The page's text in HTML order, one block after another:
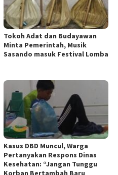
Tokoh Adat dan Budayawan
Minta Pemerintah, Musik
Sasando masuk Festival Lomba
Kasus DBD Muncul, Warga
Pertanyakan Respons Dinas
Kesehatan: “Jangan Tunggu
Korban Bertambah Baru